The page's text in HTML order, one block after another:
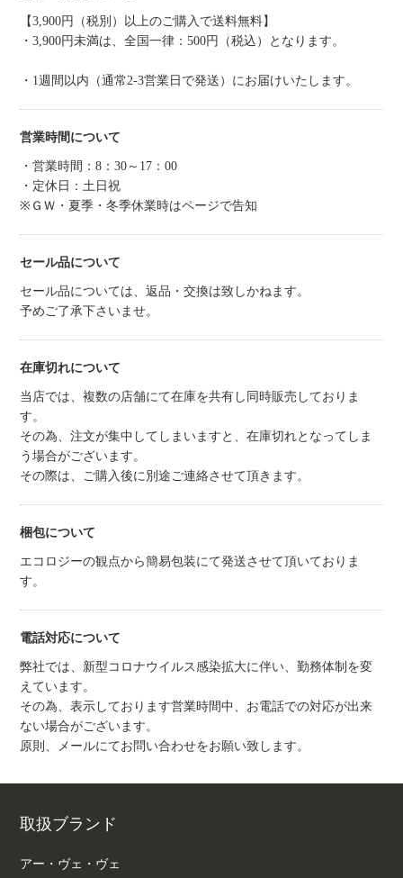
【3,900円（税別）以上のご購入で送料無料】
・3,900円未満は、全国一律：500円（税込）となります。
・1週間以内（通常2-3営業日で発送）にお届けいたします。
営業時間について
・営業時間：8：30～17：00
・定休日：土日祝
※ＧＷ・夏季・冬季休業時はページで告知
セール品について
セール品については、返品・交換は致しかねます。
予めご了承下さいませ。
在庫切れについて
当店では、複数の店舗にて在庫を共有し同時販売しておりま
す。
その為、注文が集中してしまいますと、在庫切れとなってしま
う場合がございます。
その際は、ご購入後に別途ご連絡させて頂きます。
梱包について
エコロジーの観点から簡易包装にて発送させて頂いておりま
す。
電話対応について
弊社では、新型コロナウイルス感染拡大に伴い、勤務体制を変
えています。
その為、表示しております営業時間中、お電話での対応が出来
ない場合がございます。
原則、メールにてお問い合わせをお願い致します。
取扱ブランド
アー・ヴェ・ヴェ